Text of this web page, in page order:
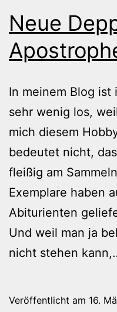
Neue
In meinem Blog
sehr wenig los,
mich diesem
bedeutet nicht,
fleißig am
Exemplare haben
Abiturienten
Und weil man ja
nicht stehen
Veröffentlicht am 16.